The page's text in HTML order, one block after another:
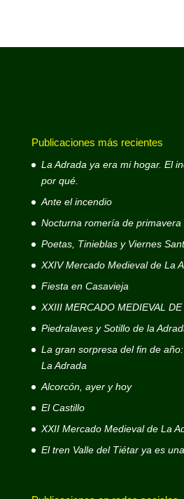
Publicaciones más recientes
La Adrada ya era mi hogar. El
por qué.
Ante el incendio
Nocturna romería de primavera
Poetas, Tinieblas y Viernes
XXIV Mercado Medieval de La
Fiesta en Casavieja
XXIII MERCADO MEDIEVAL DE
Piedralaves y Sotillo de la
La gran sorpresa del fin de
La Adrada
Alcorcón, ayer y hoy
El Castillo
XXII Mercado Medieval de La
El tren Valle del Tiétar ya es